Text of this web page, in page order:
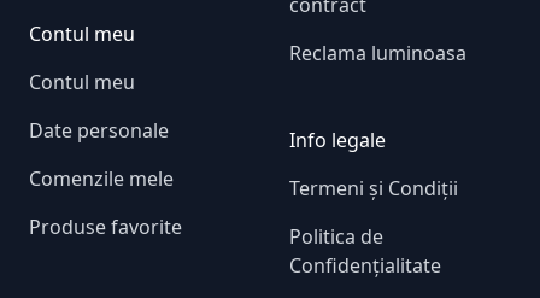
Contul meu
Contul meu
Date personale
Comenzile mele
Produse favorite
Reclama luminoasa
Info legale
Termeni și Condiții
Politica de
Confidențialitate